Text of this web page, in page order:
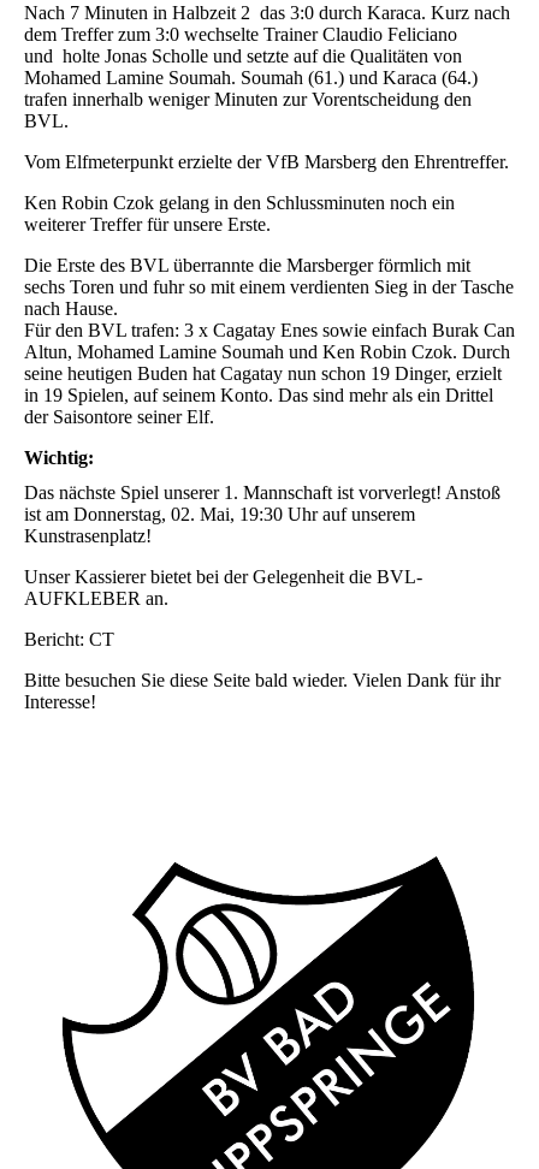
Nach 7 Minuten in Halbzeit 2 das 3:0 durch Karaca. Kurz nach
dem Treffer zum 3:0 wechselte Trainer Claudio Feliciano
und holte Jonas Scholle und setzte auf die Qualitäten von
Mohamed Lamine Soumah. Soumah (61.) und Karaca (64.)
trafen innerhalb weniger Minuten zur Vorentscheidung den
BVL.
Vom Elfmeterpunkt erzielte der VfB Marsberg den Ehrentreffer.
Ken Robin Czok gelang in den Schlussminuten noch ein
weiterer Treffer für unsere Erste.
Die Erste des BVL überrannte die Marsberger förmlich mit
sechs Toren und fuhr so mit einem verdienten Sieg in der Tasche
nach Hause.
Für den BVL trafen: 3 x Cagatay Enes sowie einfach Burak Can
Altun, Mohamed Lamine Soumah und Ken Robin Czok. Durch
seine heutigen Buden hat Cagatay nun schon 19 Dinger, erzielt
in 19 Spielen, auf seinem Konto. Das sind mehr als ein Drittel
der Saisontore seiner Elf.
Wichtig:
Das nächste Spiel unserer 1. Mannschaft ist vorverlegt! Anstoß
ist am Donnerstag, 02. Mai, 19:30 Uhr auf unserem
Kunstrasenplatz!
Unser Kassierer bietet bei der Gelegenheit die BVL-
AUFKLEBER an.
Bericht: CT
Bitte besuchen Sie diese Seite bald wieder. Vielen Dank für ihr
Interesse!